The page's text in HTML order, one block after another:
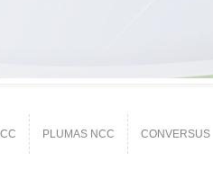
PLUMAS NCC CONVERSUS